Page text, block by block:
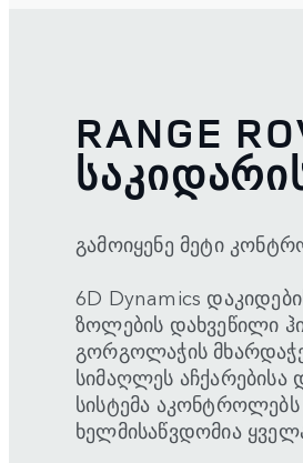
RANGE
გამოიყენე მეტი
6D Dynamics
ზოლების დახვეწილი
გორგოლაჭის
სიმაღლეს
სისტემა
ხელმისაწვდომია